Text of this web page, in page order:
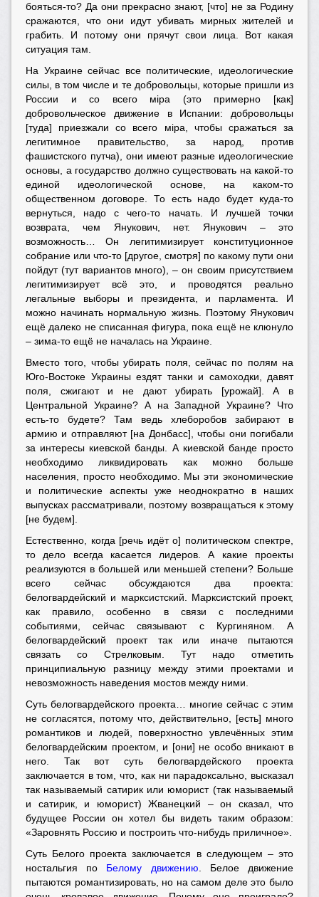
бояться-то? Да они прекрасно знают, [что] не за Родину
сражаются, что они идут убивать мирных жителей и
грабить. И потому они прячут свои лица. Вот какая
ситуация там.
На Украине сейчас все политические, идеологические
силы, в том числе и те добровольцы, которые пришли из
России и со всего мiра (это примерно [как]
добровольческое движение в Испании: добровольцы
[туда] приезжали со всего мiра, чтобы сражаться за
легитимное правительство, за народ, против
фашистского путча), они имеют разные идеологические
основы, а государство должно существовать на какой-то
единой идеологической основе, на каком-то
общественном договоре. То есть надо будет куда-то
вернуться, надо с чего-то начать. И лучшей точки
возврата, чем Янукович, нет. Янукович – это
возможность… Он легитимизирует конституционное
собрание или что-то [другое, смотря] по какому пути они
пойдут (тут вариантов много), – он своим присутствием
легитимизирует всё это, и проводятся реально
легальные выборы и президента, и парламента. И
можно начинать нормальную жизнь. Поэтому Янукович
ещё далеко не списанная фигура, пока ещё не клюнуло
– зима-то ещё не началась на Украине.
Вместо того, чтобы убирать поля, сейчас по полям на
Юго-Востоке Украины ездят танки и самоходки, давят
поля, сжигают и не дают убирать [урожай]. А в
Центральной Украине? А на Западной Украине? Что
есть-то будете? Там ведь хлеборобов забирают в
армию и отправляют [на Донбасс], чтобы они погибали
за интересы киевской банды. А киевской банде просто
необходимо ликвидировать как можно больше
населения, просто необходимо. Мы эти экономические
и политические аспекты уже неоднократно в наших
выпусках рассматривали, поэтому возвращаться к этому
[не будем].
Естественно, когда [речь идёт о] политическом спектре,
то дело всегда касается лидеров. А какие проекты
реализуются в большей или меньшей степени? Больше
всего сейчас обсуждаются два проекта:
белогвардейский и марксистский. Марксистский проект,
как правило, особенно в связи с последними
событиями, сейчас связывают с Кургиняном. А
белогвардейский проект так или иначе пытаются
связать со Стрелковым. Тут надо отметить
принципиальную разницу между этими проектами и
невозможность наведения мостов между ними.
Суть белогвардейского проекта… многие сейчас с этим
не согласятся, потому что, действительно, [есть] много
романтиков и людей, поверхностно увлечённых этим
белогвардейским проектом, и [они] не особо вникают в
него. Так вот суть белогвардейского проекта
заключается в том, что, как ни парадоксально, высказал
так называемый сатирик или юморист (так называемый
и сатирик, и юморист) Жванецкий – он сказал, что
будущее России он хотел бы видеть таким образом:
«Заровнять Россию и построить что-нибудь приличное».
Суть Белого проекта заключается в следующем – это
ностальгия по Белому движению . Белое движение
пытаются романтизировать, но на самом деле это было